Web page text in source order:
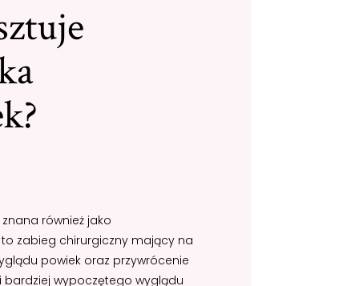
również jako
zabieg chirurgiczny mający na
powiek oraz przywrócenie
bardziej wypoczętego wyglądu